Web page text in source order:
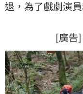
退，為了戲劇演
[廣告